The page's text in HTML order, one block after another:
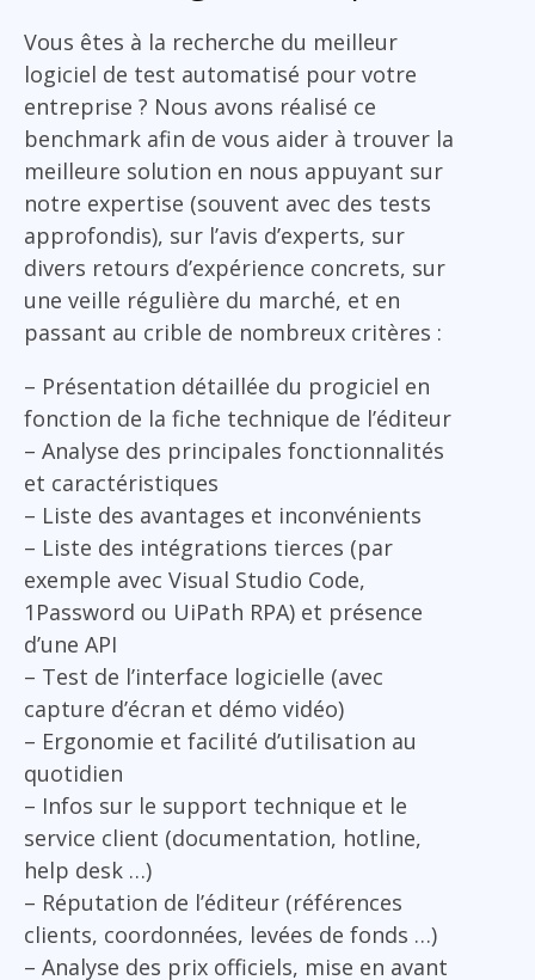
Vous êtes à la recherche du meilleur
logiciel de test automatisé pour votre
entreprise ? Nous avons réalisé ce
benchmark afin de vous aider à trouver la
meilleure solution en nous appuyant sur
notre expertise (souvent avec des tests
approfondis), sur l’avis d’experts, sur
divers retours d’expérience concrets, sur
une veille régulière du marché, et en
passant au crible de nombreux critères :
– Présentation détaillée du progiciel en
fonction de la fiche technique de l’éditeur
– Analyse des principales fonctionnalités
et caractéristiques
– Liste des avantages et inconvénients
– Liste des intégrations tierces (par
exemple avec Visual Studio Code,
1Password ou UiPath RPA) et présence
d’une API
– Test de l’interface logicielle (avec
capture d’écran et démo vidéo)
– Ergonomie et facilité d’utilisation au
quotidien
– Infos sur le support technique et le
service client (documentation, hotline,
help desk …)
– Réputation de l’éditeur (références
clients, coordonnées, levées de fonds …)
– Analyse des prix officiels, mise en avant